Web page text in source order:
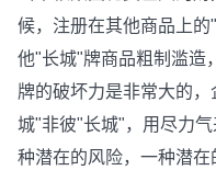
候，注册在其他商品上
他"长城"牌商品粗制滥造
牌的破坏力是非常大的
城"非彼"长城"，用尽力
种潜在的风险，一种潜在